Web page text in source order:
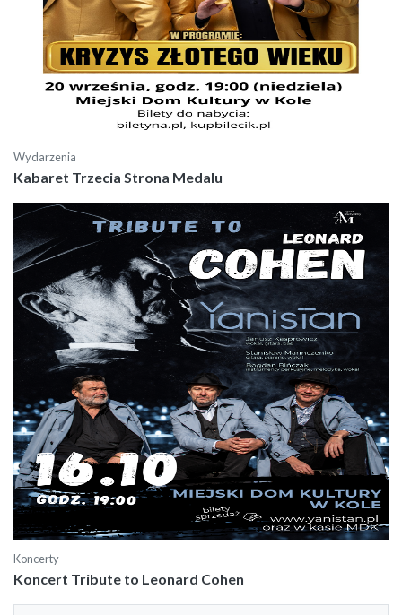
Wydarzenia
Kabaret Trzecia Strona Medalu
Koncerty
Koncert Tribute to Leonard Cohen